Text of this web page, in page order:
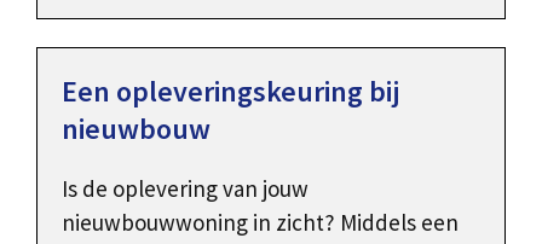
Een opleveringskeuring bij
nieuwbouw
Is de oplevering van jouw
nieuwbouwwoning in zicht? Middels een